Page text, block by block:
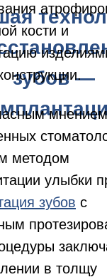
зубов —
кости и
мнением
методом
улыбки
зубов с
в толщу